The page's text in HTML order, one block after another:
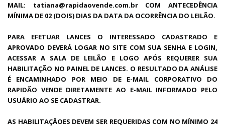
MAIL: tatiana@rapidaovende.com.br COM ANTECEDÊNCIA
MÍNIMA DE 02 (DOIS) DIAS DA DATA DA OCORRÊNCIA DO LEILÃO.
PARA EFETUAR LANCES O INTERESSADO CADASTRADO E
APROVADO DEVERÁ LOGAR NO SITE COM SUA SENHA E LOGIN,
ACESSAR A SALA DE LEILÃO E LOGO APÓS REQUERER SUA
HABILITAÇÃO NO PAINEL DE LANCES. O RESULTADO DA ANÁLISE
É ENCAMINHADO POR MEIO DE E-MAIL CORPORATIVO DO
RAPIDÃO VENDE DIRETAMENTE AO E-MAIL INFORMADO PELO
USUÁRIO AO SE CADASTRAR.
AS HABILITAÇÃOES DEVEM SER REQUERIDAS COM NO MÍNIMO 24